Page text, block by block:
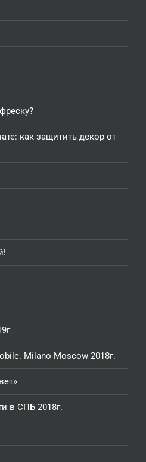
как защитить декор от
Milano Moscow 2018г.
в СПБ 2018г.